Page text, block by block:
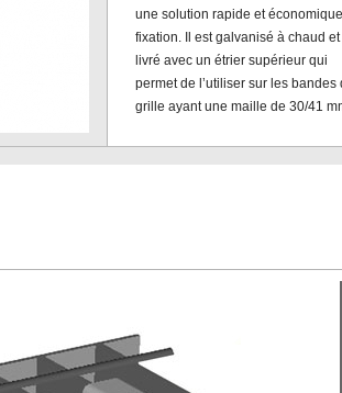
une solution rapide et
fixation. Il est galvanisé à chaud et
livré avec un étrier supérieur qui
permet de l’utiliser sur les bandes
grille ayant une maille de 30/41